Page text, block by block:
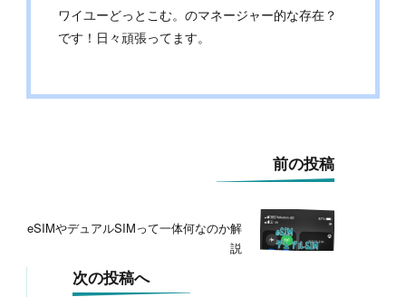
ワイユーどっとこむ。のマネージャー的な存在？
です！日々頑張ってます。
ゲ
前の投稿
eSIMやデュアルSIMって一体何なのか解
説
次の投稿へ